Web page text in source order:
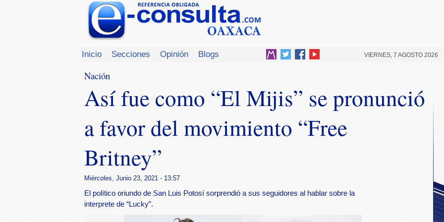
Inicio Secciones Opinión Blogs VIERNES, 7 AGOSTO 2026
Nación
Así fue como “El Mijis” se pronunció
a favor del movimiento “Free
Britney”
Miércoles, Junio 23, 2021 - 13:57
El político oriundo de San Luis Potosí sorprendió a sus seguidores al hablar sobre la
interprete de “Lucky”.